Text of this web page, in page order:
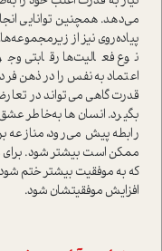
می‌دهد. همچنین توانایی
پیاده‌روی نیز از
نوع فعالیت‌ها رقابتی
اعتماد‌به‌نفس را در ذهن
قدرت گاهی می‌تواند در
بگیرد. انسان‌ها به‌خاطر
رابطه پیش می‌رود، منازعه
ممکن ا‌ست بیشتر شود. برای
که به موفقیت بیشتر ختم
افزایش موفقیتشان شود.